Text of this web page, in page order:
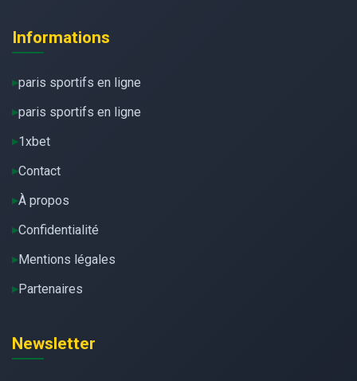
Informations
paris sportifs en ligne
paris sportifs en ligne
1xbet
Contact
À propos
Confidentialité
Mentions légales
Partenaires
Newsletter